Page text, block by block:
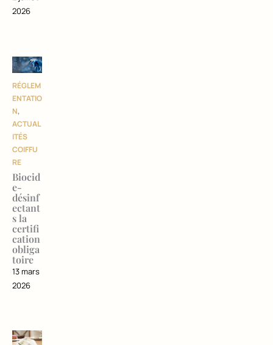
2026
RÉGLEM
ENTATIO
N,
ACTUAL
ITÉS
COIFFU
RE
Biocid
e-
désinf
ectant
s la
certifi
cation
obliga
toire
13 mars
2026